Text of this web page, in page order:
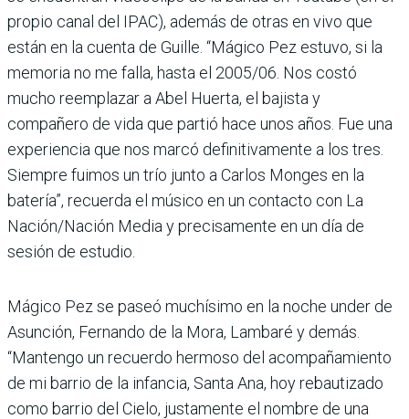
propio canal del IPAC), además de otras en vivo que
están en la cuenta de Guille. “Mágico Pez estuvo, si la
memoria no me falla, hasta el 2005/06. Nos costó
mucho reemplazar a Abel Huerta, el bajista y
compañero de vida que partió hace unos años. Fue una
experiencia que nos marcó definitivamente a los tres.
Siempre fuimos un trío junto a Carlos Monges en la
batería”, recuerda el músico en un contacto con La
Nación/Nación Media y precisamente en un día de
sesión de estudio.
Mágico Pez se paseó muchísimo en la noche under de
Asunción, Fernando de la Mora, Lambaré y demás.
“Mantengo un recuerdo hermoso del acompañamiento
de mi barrio de la infancia, Santa Ana, hoy rebautizado
como barrio del Cielo, justamente el nombre de una